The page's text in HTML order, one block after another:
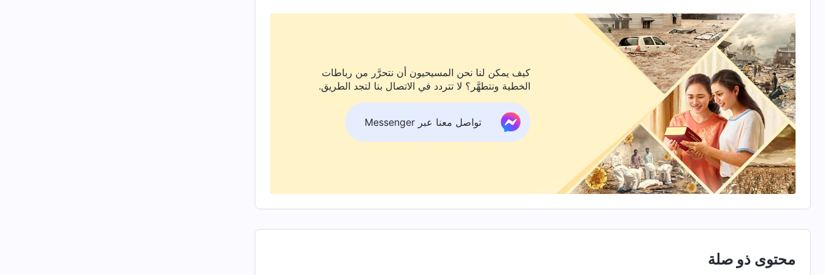
أتمكن من أداء واجباتي بشكل جيد، ولم أستطع الحصول على
يكشف كلام الله، "هذه هي قيود طبيعة الشيطان الفاسدة التي تأسر البشر
"وَنَخْرُ ٱلْعِظَامِ ٱلْحَسَدُ"(أمثال 14: 30)
يكرهون، وحتى يفعلوا أشياء غير عقلانية.
لاحقًا، رأيت مقطعًا آخر من كلام الله ساعدني على فهم جوهر السعي وراء السمعة والمكانة وعواقبه. يقول الله القدير،
"إذا كنت تعيش دائمًا بالجسد، وتُشبع رغباتك الأنانية باستمرار، فإن هؤلاء الأشخاص لا يمتلكون
واقع الحق؛ وهذه علامة جلب الخزي لله. أنت تقول: "لم أفعل أيّ شيءٍ؛ فكيف سبَّبت الخزي لله؟ ليس في
عقلك ما هو ليس شرير." في خواطرك وأفكارك، وفي النوايا والأهداف والدوافع وراء أفعالك، وفي
عواقب ما قد فعلته – أي في كُلّ طريقةٍ ترضي بها الشيطان، تكون أضحوكته وتسمح له بأن يملك فيك
شيئًا. أنت لا تملك عن بُعدٍ الشهادة التي يجب أن تملكها كمؤمن. أنت تنتمي إلى الشيطان. أنت تُشوِّه
اسم الله في كُلّ شيءٍ ولا تملك شهادةً حقيقيَّة. هل سيتذكَّر الله الأشياء التي عملتها؟ وفي النهاية،
ما الاستنتاج الذي سوف يستخلصه الله بشأن أفعالك والواجب الذي أدَّيته؟ ألا ينبغي أن يُستخلص
شيءٌ ما من ذلك، أي بيانٌ ما؟ يقول الرَّبّ يسوع في الكتاب المُقدَّس: "كَثِيرُونَ سَيَقُولُونَ لِي فِي ذَلِكَ
كيف يمكن لنا نحن المسيحيون أن نتحرَّر من رباطات
الخطية ونتطهَّر؟ لا تتردد في الاتصال بنا لتجد الطريق.
تواصل معنا عبر Messenger
محتوى ذو صلة